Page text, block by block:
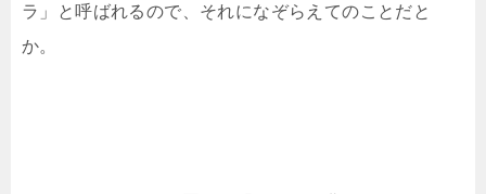
ラ」と呼ばれるので、それになぞらえてのことだと
か。